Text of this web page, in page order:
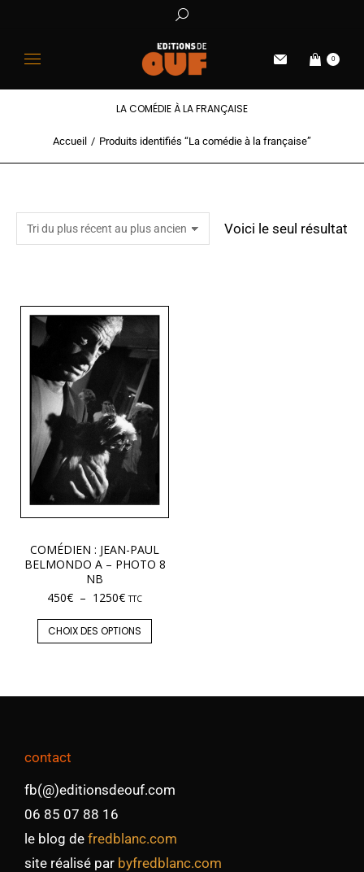
0
LA COMÉDIE À LA FRANÇAISE
Vous êtes ici :
Accueil Produits identifiés “La comédie à la française”
Voici le seul résultat
COMÉDIEN : JEAN-PAUL
BELMONDO A – PHOTO 8
NB
450€ – 1250€ TTC
CHOIX DES OPTIONS
contact
fb(@)editionsdeouf.com
06 85 07 88 16
le blog de fredblanc.com
site réalisé par byfredblanc.com